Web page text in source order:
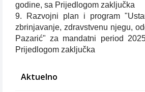
godine, sa Prijedlogom zaključka
9. Razvojni plan i program
zbrinjavanje, zdravstvenu njegu,
Pazarić" za mandatni period
Prijedlogom zaključka
Aktuelno